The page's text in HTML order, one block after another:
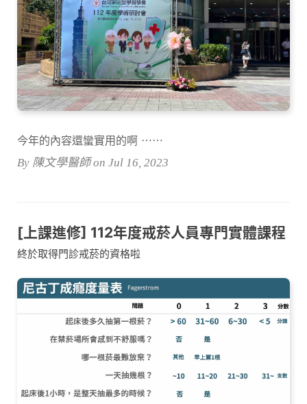
今年的內容還蠻實用的啊 ⋯⋯
By 陳文學醫師 on Jul 16, 2023
[上課進修] 112年度戒菸人員專門實體課程
終於取得門診戒菸的資格啦